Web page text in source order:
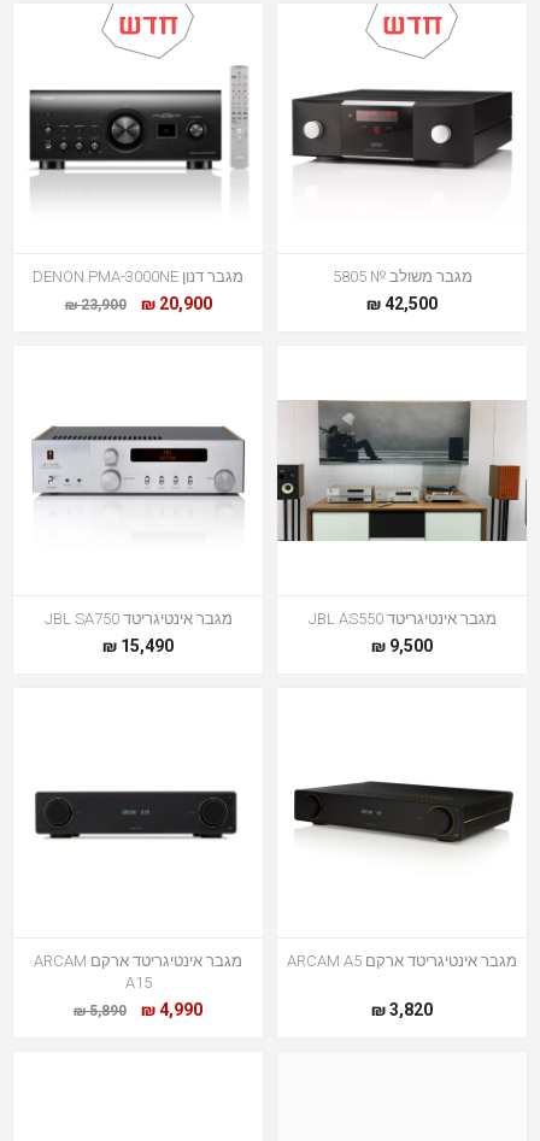
מגבר משולב № 5805
42,500 ₪
מגבר דנון DENON PMA-3000NE
20,900 ₪
23,900 ₪
מגבר אינטיגריטד JBL AS550
9,500 ₪
מגבר אינטיגריטד JBL SA750
15,490 ₪
מגבר אינטיגריטד ארקם ARCAM A5
3,820 ₪
מגבר אינטיגריטד ארקם ARCAM
A15
4,990 ₪
5,890 ₪